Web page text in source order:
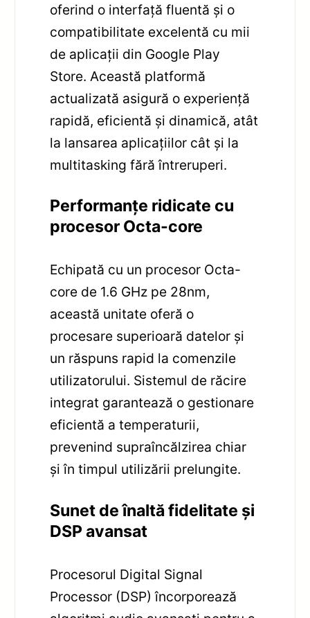
oferind o interfață fluentă și o
compatibilitate excelentă cu mii
de aplicații din Google Play
Store. Această platformă
actualizată asigură o experiență
rapidă, eficientă și dinamică, atât
la lansarea aplicațiilor cât și la
multitasking fără întreruperi.
Performanțe ridicate cu
procesor Octa-core
Echipată cu un procesor Octa-
core de 1.6 GHz pe 28nm,
această unitate oferă o
procesare superioară datelor și
un răspuns rapid la comenzile
utilizatorului. Sistemul de răcire
integrat garantează o gestionare
eficientă a temperaturii,
prevenind supraîncălzirea chiar
și în timpul utilizării prelungite.
Sunet de înaltă fidelitate și
DSP avansat
Procesorul Digital Signal
Processor (DSP) încorporează